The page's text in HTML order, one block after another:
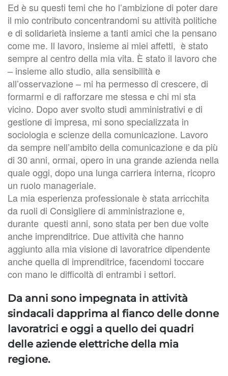
Ed è su questi temi che ho l’ambizione di poter dare
il mio contributo concentrandomi su attività politiche
e di solidarietà insieme a tanti amici che la pensano
come me. Il lavoro, insieme ai miei affetti, è stato
sempre al centro della mia vita. È stato il lavoro che
– insieme allo studio, alla sensibilità e
all’osservazione – mi ha permesso di crescere, di
formarmi e di rafforzare me stessa e chi mi sta
vicino. Dopo aver svolto studi amministrativi e di
gestione di impresa, mi sono specializzata in
sociologia e scienze della comunicazione. Lavoro
da sempre nell’ambito della comunicazione e da più
di 30 anni, ormai, opero in una grande azienda nella
quale oggi, dopo una lunga carriera interna, ricopro
un ruolo manageriale.
La mia esperienza professionale è stata arricchita
da ruoli di Consigliere di amministrazione e,
durante questi anni, sono stata per ben due volte
anche imprenditrice. Due attività che hanno
aggiunto alla mia visione di lavoratrice dipendente
anche quella di imprenditrice, facendomi toccare
con mano le difficoltà di entrambi i settori.
Da anni sono impegnata in attività
sindacali dapprima al fianco delle donne
lavoratrici e oggi a quello dei quadri
delle aziende elettriche della mia
regione.